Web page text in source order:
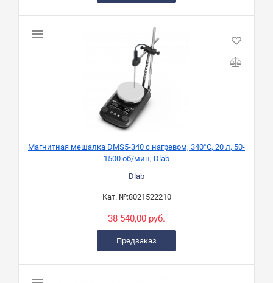
Магнитная мешалка DMS5-340 с нагревом, 340°C, 20 л, 50-
1500 об/мин, Dlab
Dlab
Кат. №:8021522210
38 540,00 руб.
Предзаказ